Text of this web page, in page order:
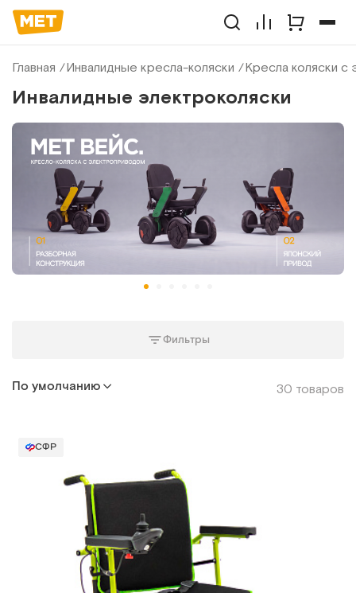
Главная Инвалидные кресла-коляски Кресла коляски
Инвалидные электроколяски
Фильтры
По умолчанию 30 товаров
СФР